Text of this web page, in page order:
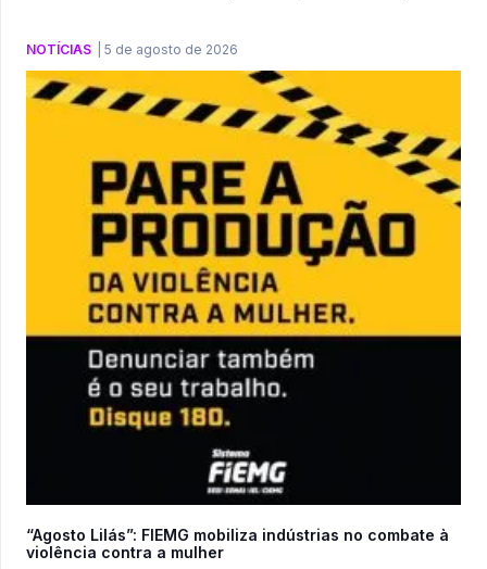
NOTÍCIAS 5 de agosto de 2026
“Agosto Lilás”: FIEMG mobiliza indústrias no combate à
violência contra a mulher